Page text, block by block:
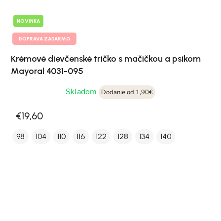
NOVINKA
DOPRAVA ZADARMO
Krémové dievčenské tričko s mačičkou a psíkom
Mayoral 4031-095
Skladom
Dodanie od 1,90€
€19,60
98 104 110 116 122 128 134 140